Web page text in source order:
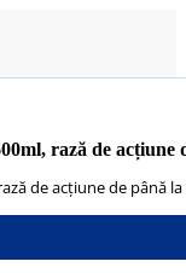
rază de acțiune
de acțiune de până